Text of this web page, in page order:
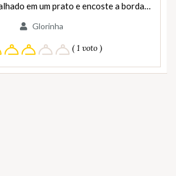
em um prato e encoste a borda…
Glorinha
( 1 voto )